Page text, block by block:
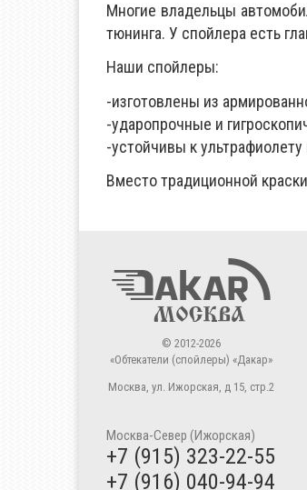
Многие владельцы
тюнинга. У спойлера есть
Наши спойлеры:
-изготовлены из
-ударопрочные и
-устойчивы к
Вместо традиционной
© 2012-2026
«Обтекатели (спойлеры) «Дакар»
Москва, ул. Ижорская, д 15, стр.2
Москва-Север (Ижорская)
+7 (915) 323-22-55
+7 (916) 040-94-94